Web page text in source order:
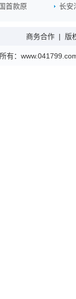
首款原
长安
商务合作 | 版
有：